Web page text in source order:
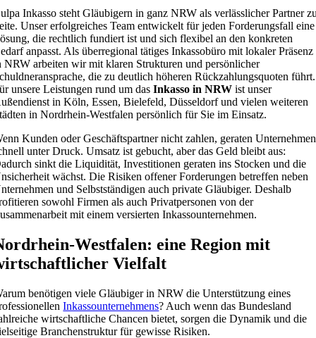
Inkasso steht Gläubigern in ganz NRW als verlässlicher Partner
Unser erfolgreiches Team entwickelt für jeden Forderungsfall eine
die rechtlich fundiert ist und sich flexibel an den konkreten
anpasst. Als überregional tätiges Inkassobüro mit lokaler Präsenz
NRW arbeiten wir mit klaren Strukturen und persönlicher
die zu deutlich höheren Rückzahlungsquoten führt.
unsere Leistungen rund um dasInkasso in NRW ist unser
in Köln, Essen, Bielefeld, Düsseldorf und vielen weiteren
in Nordrhein-Westfalen persönlich für Sie im Einsatz.
Kunden oder Geschäftspartner nicht zahlen, geraten Unternehmen
unter Druck. Umsatz ist gebucht, aber das Geld bleibt aus:
sinkt die Liquidität, Investitionen geraten ins Stocken und die
wächst. Die Risiken offener Forderungen betreffen neben
und Selbstständigen auch private Gläubiger. Deshalb
sowohl Firmen als auch Privatpersonen von der
mit einem versierten Inkassounternehmen.
Westfalen: eine Region mit
Vielfalt
benötigen viele Gläubiger in NRW die Unterstützung eines
Inkassounternehmens? Auch wenn das Bundesland
wirtschaftliche Chancen bietet, sorgen die Dynamik und die
Branchenstruktur für gewisse Risiken.